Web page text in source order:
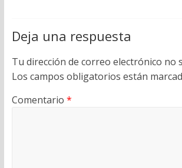
Deja una respuesta
Tu dirección de correo electrónico no
Los campos obligatorios están
Comentario *